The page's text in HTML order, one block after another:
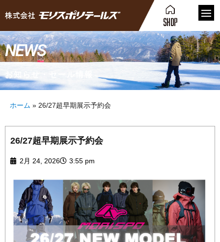
NEWS
お知らせ・セール情報
ホーム » 26/27超早期展示予約会
26/27超早期展示予約会
2月 24, 2026 3:55 pm